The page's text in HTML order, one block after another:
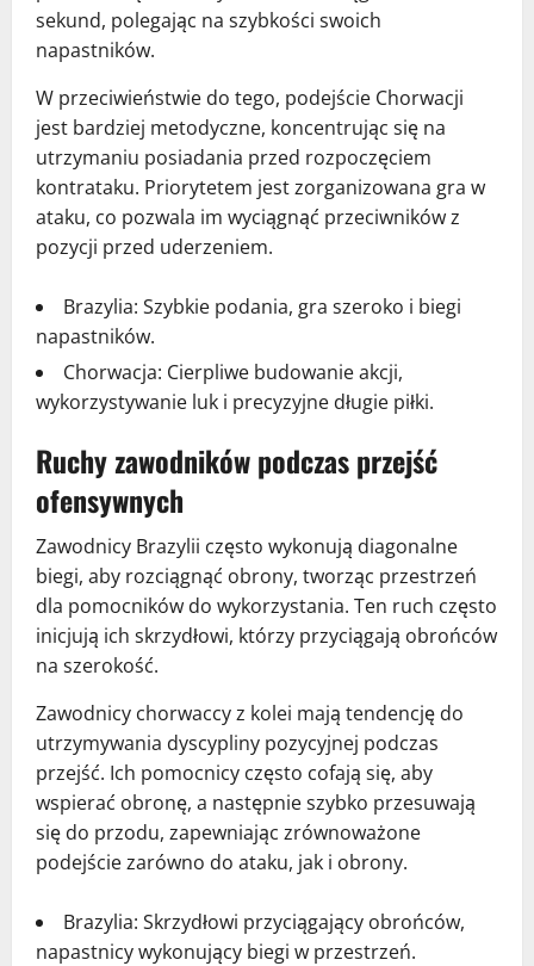
sekund, polegając na szybkości swoich
napastników.
W przeciwieństwie do tego, podejście Chorwacji
jest bardziej metodyczne, koncentrując się na
utrzymaniu posiadania przed rozpoczęciem
kontrataku. Priorytetem jest zorganizowana gra w
ataku, co pozwala im wyciągnąć przeciwników z
pozycji przed uderzeniem.
Brazylia: Szybkie podania, gra szeroko i biegi
napastników.
Chorwacja: Cierpliwe budowanie akcji,
wykorzystywanie luk i precyzyjne długie piłki.
Ruchy zawodników podczas przejść
ofensywnych
Zawodnicy Brazylii często wykonują diagonalne
biegi, aby rozciągnąć obrony, tworząc przestrzeń
dla pomocników do wykorzystania. Ten ruch często
inicjują ich skrzydłowi, którzy przyciągają obrońców
na szerokość.
Zawodnicy chorwaccy z kolei mają tendencję do
utrzymywania dyscypliny pozycyjnej podczas
przejść. Ich pomocnicy często cofają się, aby
wspierać obronę, a następnie szybko przesuwają
się do przodu, zapewniając zrównoważone
podejście zarówno do ataku, jak i obrony.
Brazylia: Skrzydłowi przyciągający obrońców,
napastnicy wykonujący biegi w przestrzeń.